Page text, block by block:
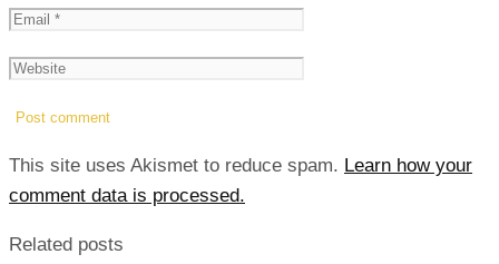
This site uses Akismet to reduce spam. Learn how your
comment data is processed.
Related posts